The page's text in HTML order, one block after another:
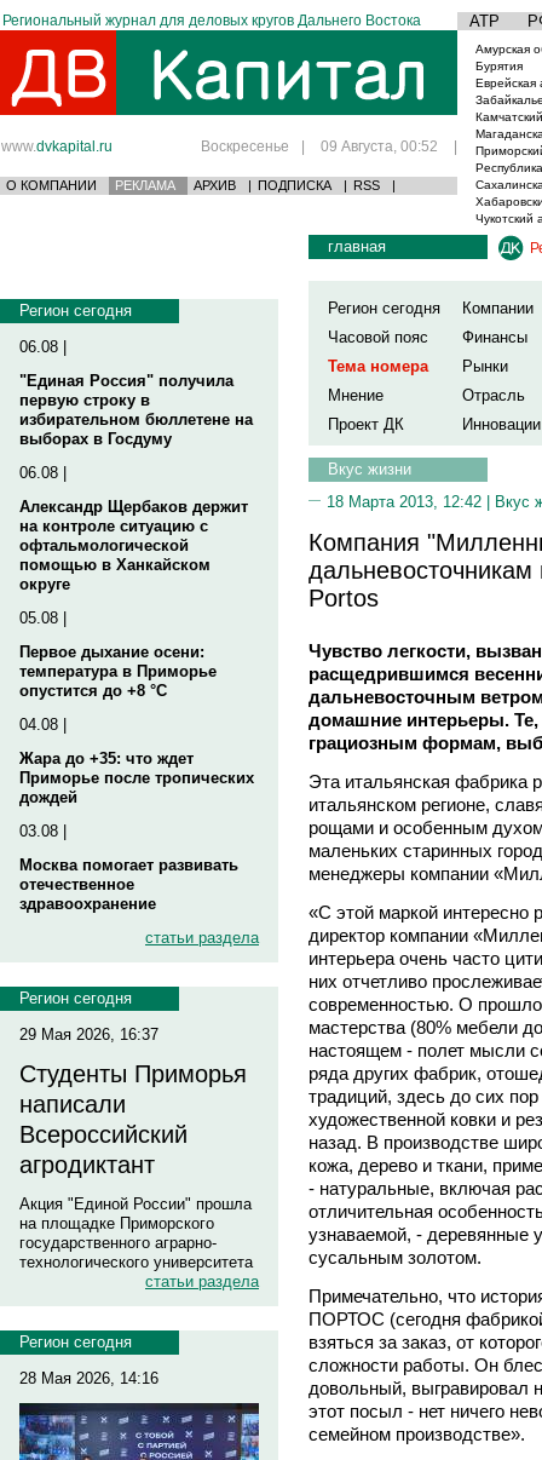
Региональный журнал для деловых кругов Дальнего Востока АТР
www.dvkapital.ru Воскресенье | 09 Августа, 00:52 |
О КОМПАНИИ РЕКЛАМА АРХИВ | ПОДПИСКА | RSS |
Амурская
Бурятия
Еврейская
Чукотский
Регион сегодня
06.08 |
"Единая Россия" получила
первую строку в
избирательном бюллетене на
выборах в Госдуму
06.08 |
Александр Щербаков держит
на контроле ситуацию с
офтальмологической
помощью в Ханкайском
округе
05.08 |
Первое дыхание осени:
температура в Приморье
опустится до +8 °C
04.08 |
Жара до +35: что ждет
Приморье после тропических
дождей
03.08 |
Москва помогает развивать
отечественное
здравоохранение
статьи раздела
Регион сегодня
29 Мая 2026, 16:37
Студенты Приморья
написали
Всероссийский
агродиктант
Акция "Единой России" прошла
на площадке Приморского
государственного аграрно-
технологического университета
статьи раздела
Регион сегодня
28 Мая 2026, 14:16
главная
Регион сегодня
Компании
Часовой пояс
Финансы
Тема номера
Рынки
Мнение
Отрасль
Проект ДК
Инновации
Вкус жизни
18 Марта 2013, 12:42 | Вкус
Компания
дальневосточникам
Portos
Чувство легкости,
расщедрившимся
дальневосточным
домашние интерьеры.
грациозным формам,
Эта итальянская фабрика
итальянском регионе,
рощами и особенным
маленьких старинных
менеджеры компании
«С этой маркой интересно
директор компании
интерьера очень часто
них отчетливо
современностью. О
мастерства (80% мебели
настоящем - полет мысли
ряда других фабрик,
традиций, здесь до сих
художественной ковки и
назад. В производстве
кожа, дерево и ткани,
- натуральные, включая
отличительная
узнаваемой, - деревянные
сусальным золотом.
Примечательно, что
ПОРТОС (сегодня
взяться за заказ, от
сложности работы. Он
довольный, выгравировал
этот посыл - нет ничего
семейном производстве».